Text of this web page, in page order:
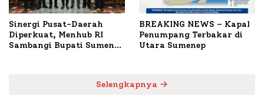
Sinergi Pusat-Daerah
Diperkuat, Menhub RI
Sambangi Bupati Sumenep
BREAKING NEWS – Kapal
Penumpang Terbakar di
Utara Sumenep
Selengkapnya